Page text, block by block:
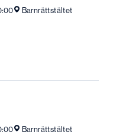
Barnrättstältet
Barnrättstältet